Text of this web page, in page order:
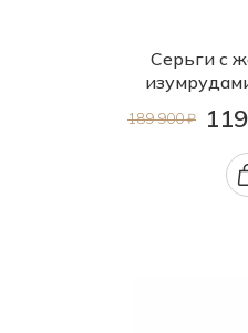
Серьги с
189 900 ₽